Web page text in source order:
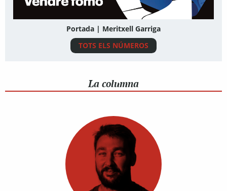
Portada | Meritxell Garriga
TOTS ELS NÚMEROS
La columna